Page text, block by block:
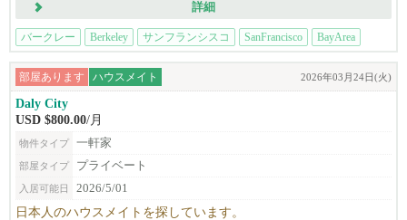
詳細
バークレー Berkeley サンフランシスコ SanFrancisco BayArea
部屋あります ハウスメイト 2026年03月24日(火)
Daly City
USD $800.00/月
物件タイプ 一軒家
部屋タイプ プライベート
入居可能日 2026/5/01
日本人のハウスメイトを探しています。